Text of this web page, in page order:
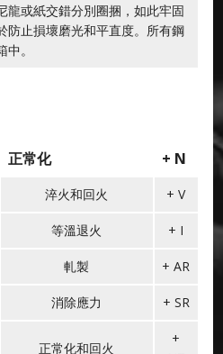
龍或紙交錯分別圈捆，如此牢固
防止損壞磨光和平直度。所有鋼
。
正常化 + N
淬火和回火 + V
等溫退火 + I
軋製 + AR
消除應力 + SR
正常化和回火
+